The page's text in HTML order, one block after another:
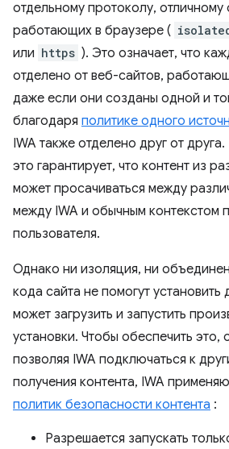
отдельному протоколу, отличному
работающих в браузере (
или https ). Это означает, что
отделено от веб-сайтов,
даже если они созданы одной и
благодаря политике одного
IWA также отделено друг от
это гарантирует, что контент из
может просачиваться между
между IWA и обычным контекстом
пользователя.
Однако ни изоляция, ни
кода сайта не помогут установить
может загрузить и запустить
установки. Чтобы обеспечить это,
позволяя IWA подключаться к
получения контента, IWA
политик безопасности контента :
Разрешается запускать